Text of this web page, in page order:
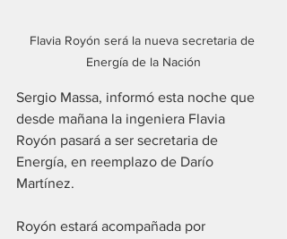
Flavia Royón será la nueva secretaria de
Energía de la Nación
Sergio Massa, informó esta noche que
desde mañana la ingeniera Flavia
Royón pasará a ser secretaria de
Energía, en reemplazo de Darío
Martínez.
Royón estará acompañada por